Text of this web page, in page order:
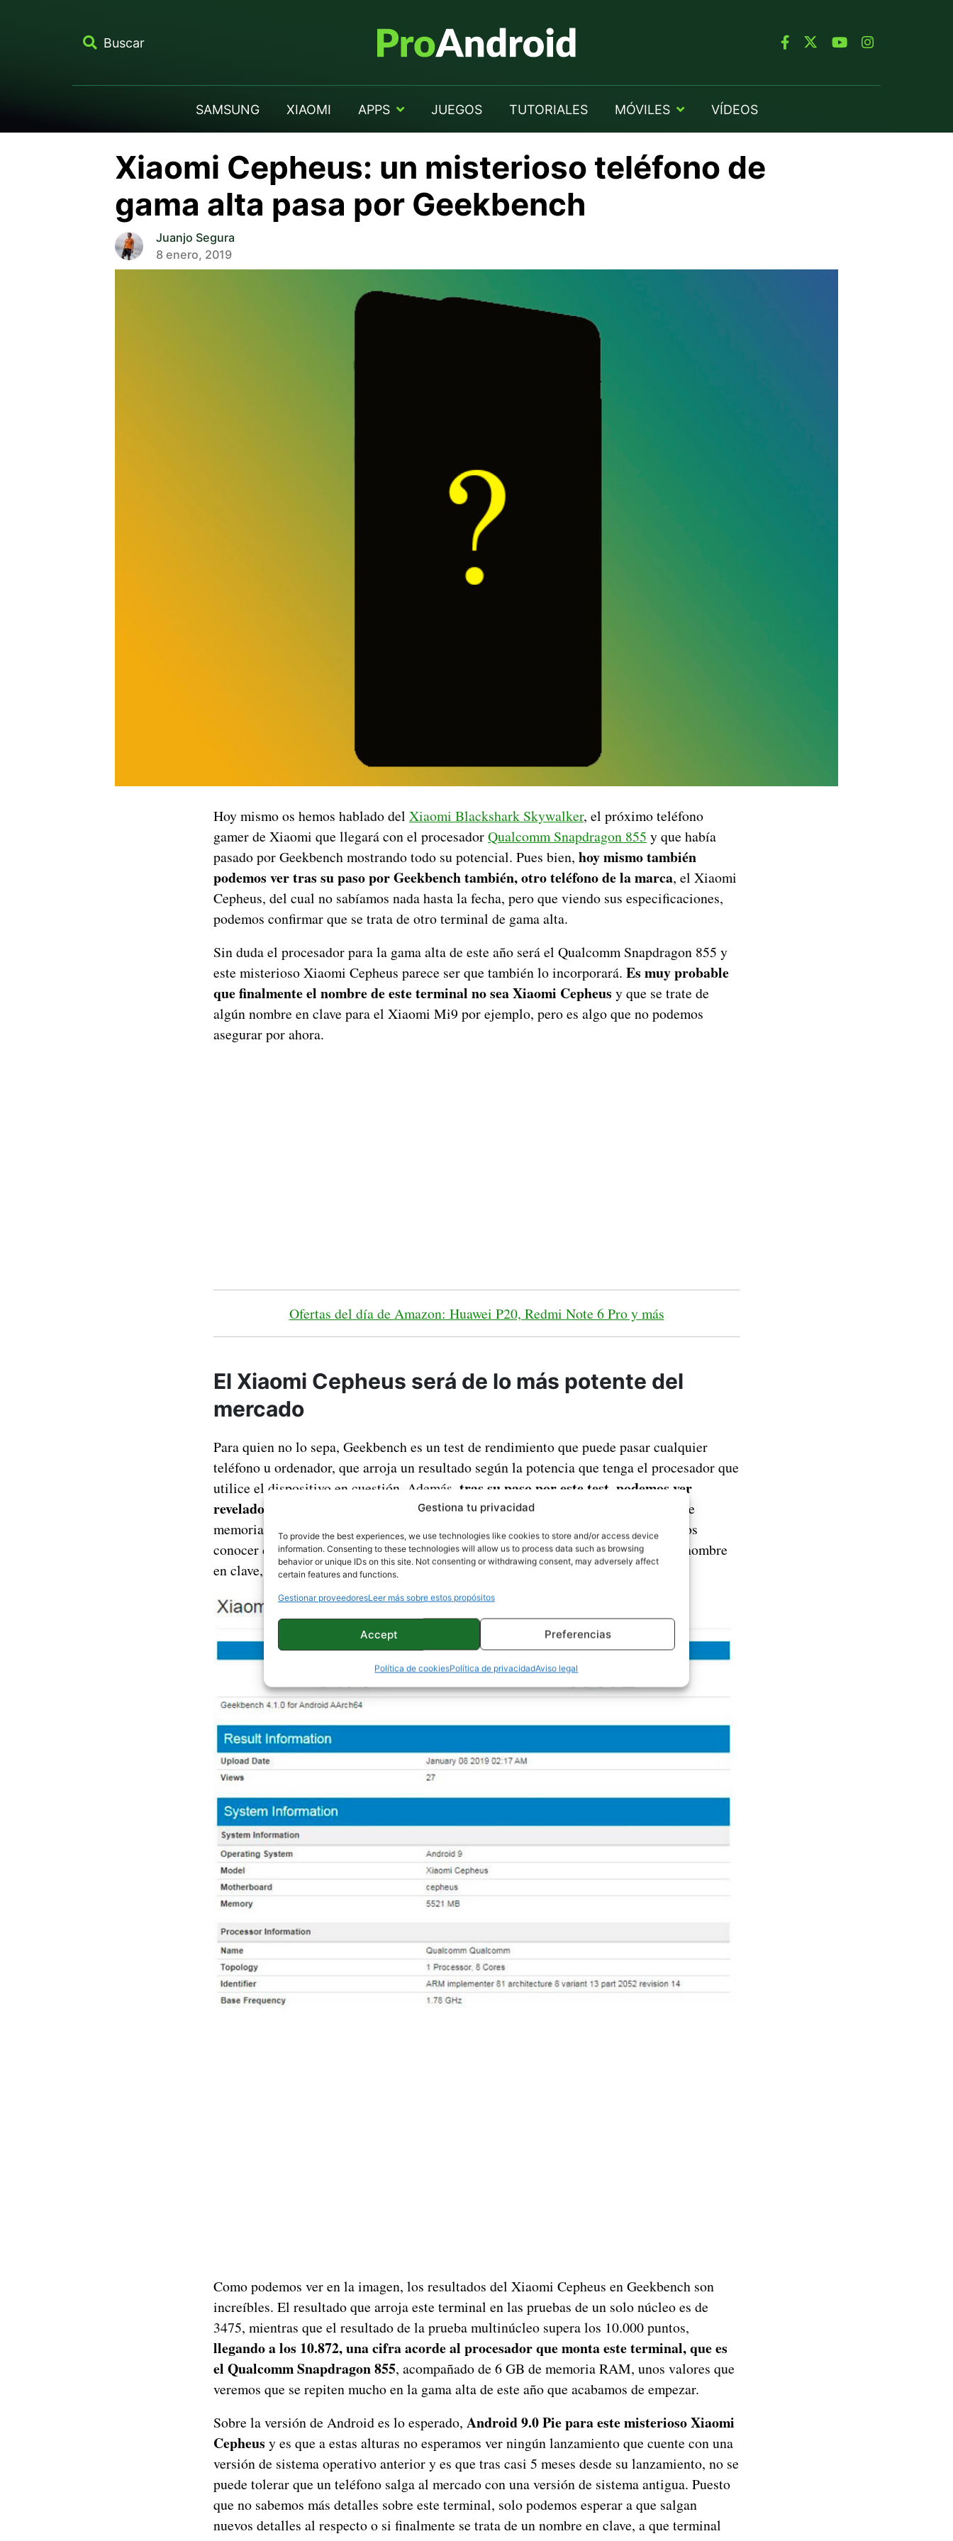
Gestiona tu privacidad
To provide the best experiences, we use technologies like cookies to store and/or access device
information. Consenting to these technologies will allow us to process data such as browsing
behavior or unique IDs on this site. Not consenting or withdrawing consent, may adversely affect
certain features and functions.
Gestionar proveedoresLeer más sobre estos propósitos
Accept Preferencias
Política de cookiesPolítica de privacidadAviso legal
Buscar
SAMSUNG XIAOMI APPS JUEGOS TUTORIALES MÓVILES VÍDEOS
Xiaomi Cepheus: un misterioso teléfono de
gama alta pasa por Geekbench
Juanjo Segura
8 enero, 2019
Hoy mismo os hemos hablado del Xiaomi Blackshark Skywalker, el próximo teléfono
gamer de Xiaomi que llegará con el procesadorQualcomm Snapdragon 855 y que había
pasado por Geekbench mostrando todo su potencial. Pues bien, hoy mismo también
podemos ver tras su paso por Geekbench también, otro teléfono de la marca, el Xiaomi
Cepheus, del cual no sabíamos nada hasta la fecha, pero que viendo sus especificaciones,
podemos confirmar que se trata de otro terminal de gama alta.
Sin duda el procesador para la gama alta de este año será el Qualcomm Snapdragon 855 y
este misterioso Xiaomi Cepheus parece ser que también lo incorporará. Es muy probable
que finalmente el nombre de este terminal no sea Xiaomi Cepheus y que se trate de
algún nombre en clave para el Xiaomi Mi9 por ejemplo, pero es algo que no podemos
asegurar por ahora.
Ofertas del día de Amazon: Huawei P20, Redmi Note 6 Pro y más
El Xiaomi Cepheus será de lo más potente del
mercado
Para quien no lo sepa, Geekbench es un test de rendimiento que puede pasar cualquier
teléfono u ordenador, que arroja un resultado según la potencia que tenga el procesador que
utilice el dispositivo en cuestión. Además, tras su paso por este test, podemos ver
revelados algunos detalles, como el modelo exacto del procesador
, la cantidad de
memoria RAM o la versión del sistema operativo. Pues bien, eso es lo que podemos
conocer del Xiaomi Cepheus actualmente y es que a pesar de poder tratarse de un nombre
en clave, ya conocemos algunas de sus características más importantes.
Como podemos ver en la imagen, los resultados del Xiaomi Cepheus en Geekbench son
increíbles. El resultado que arroja este terminal en las pruebas de un solo núcleo es de
3475, mientras que el resultado de la prueba multinúcleo supera los 10.000 puntos,
llegando a los 10.872, una cifra acorde al procesador que monta este terminal, que es
el Qualcomm Snapdragon 855, acompañado de 6 GB de memoria RAM, unos valores que
veremos que se repiten mucho en la gama alta de este año que acabamos de empezar.
Sobre la versión de Android es lo esperado, Android 9.0 Pie para este misterioso Xiaomi
Cepheus y es que a estas alturas no esperamos ver ningún lanzamiento que cuente con una
versión de sistema operativo anterior y es que tras casi 5 meses desde su lanzamiento, no se
puede tolerar que un teléfono salga al mercado con una versión de sistema antigua. Puesto
que no sabemos más detalles sobre este terminal, solo podemos esperar a que salgan
nuevos detalles al respecto o si finalmente se trata de un nombre en clave, a que terminal